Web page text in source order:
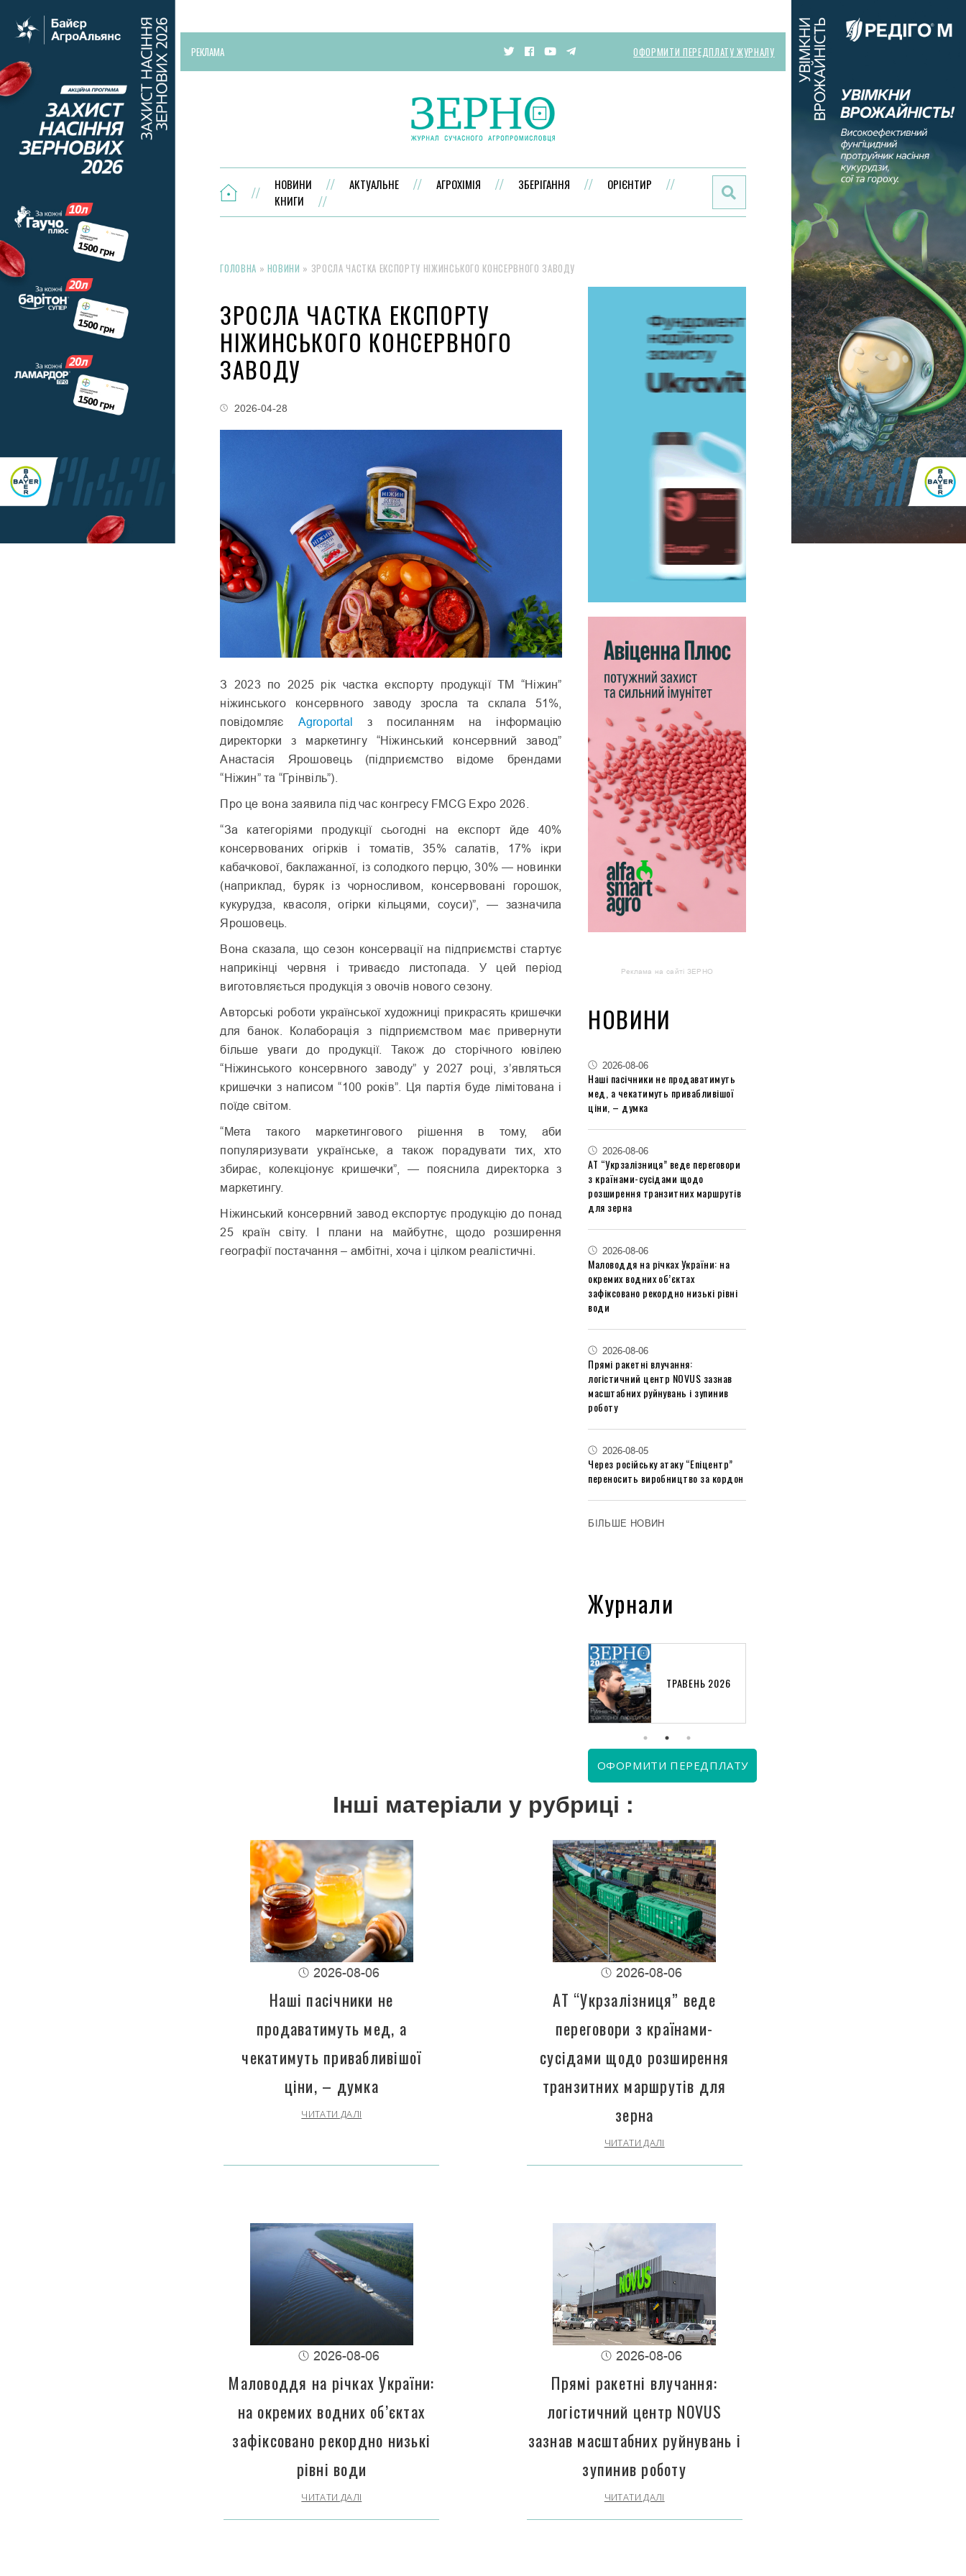
РЕКЛАМА ОФОРМИТИ ПЕРЕДПЛАТУ ЖУРНАЛУ
НОВИНИ АКТУАЛЬНЕ АГРОХІМІЯ ЗБЕРІГАННЯ
ОРІЄНТИР
КНИГИ
ГОЛОВНА » НОВИНИ » ЗРОСЛА ЧАСТКА ЕКСПОРТУ НІЖИНСЬКОГО КОНСЕРВНОГО ЗАВОДУ
ЗРОСЛА ЧАСТКА ЕКСПОРТУ
НІЖИНСЬКОГО КОНСЕРВНОГО
ЗАВОДУ
2026-04-28
З 2023 по 2025 рік частка експорту продукції ТМ “Ніжин”
ніжинського консервного заводу зросла та склала 51%,
повідомляє Agroportal з посиланням на інформацію
директорки з маркетингу “Ніжинський консервний завод”
Анастасія Ярошовець (підприємство відоме брендами
“Ніжин” та “Грінвіль”).
Про це вона заявила під час конгресу FMCG Expo 2026.
“За категоріями продукції сьогодні на експорт йде 40%
консервованих огірків і томатів, 35% салатів, 17% ікри
кабачкової, баклажанної, із солодкого перцю, 30% — новинки
(наприклад, буряк із чорносливом, консервовані горошок,
кукурудза, квасоля, огірки кільцями, соуси)”, — зазначила
Ярошовець.
Вона сказала, що сезон консервації на підприємстві стартує
наприкінці червня і триваєдо листопада. У цей період
виготовляється продукція з овочів нового сезону.
Авторські роботи української художниці прикрасять кришечки
для банок. Колаборація з підприємством має привернути
більше уваги до продукції. Також до сторічного ювілею
“Ніжинського консервного заводу” у 2027 році, з’являться
кришечки з написом “100 років”. Ця партія буде лімітована і
поїде світом.
“Мета такого маркетингового рішення в тому, аби
популяризувати українське, а також порадувати тих, хто
збирає, колекціонує кришечки”, — пояснила директорка з
маркетингу.
Ніжинський консервний завод експортує продукцію до понад
25 країн світу. І плани на майбутнє, щодо розширення
географії постачання – амбітні, хоча і цілком реалістичні.
Реклама на сайті ЗЕРНО
НОВИНИ
2026-08-06
Наші пасічники не продаватимуть
мед, а чекатимуть привабливішої
ціни, – думка
2026-08-06
АТ “Укрзалізниця” веде переговори
з країнами-сусідами щодо
розширення транзитних маршрутів
для зерна
2026-08-06
Маловоддя на річках України: на
окремих водних об’єктах
зафіксовано рекордно низькі рівні
води
2026-08-06
Прямі ракетні влучання:
логістичний центр NOVUS зазнав
масштабних руйнувань і зупинив
роботу
2026-08-05
Через російську атаку “Епіцентр”
переносить виробництво за кордон
БІЛЬШЕ НОВИН
Журнали
ТРАВЕНЬ 2026
ОФОРМИТИ ПЕРЕДПЛАТУ
Інші матеріали у рубриці :
2026-08-06
Наші пасічники не
продаватимуть мед, а
чекатимуть привабливішої
ціни, – думка
ЧИТАТИ ДАЛІ
2026-08-06
АТ “Укрзалізниця” веде
переговори з країнами-
сусідами щодо розширення
транзитних маршрутів для
зерна
ЧИТАТИ ДАЛІ
2026-08-06
Маловоддя на річках України:
на окремих водних об’єктах
зафіксовано рекордно низькі
рівні води
ЧИТАТИ ДАЛІ
2026-08-06
Прямі ракетні влучання:
логістичний центр NOVUS
зазнав масштабних руйнувань і
зупинив роботу
ЧИТАТИ ДАЛІ